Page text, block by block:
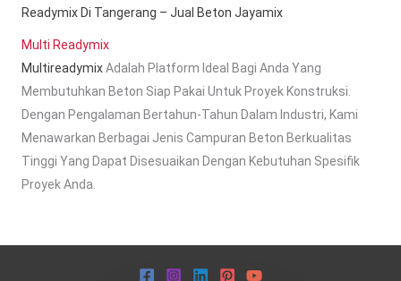
Readymix Di Tangerang – Jual Beton Jayamix
Multi Readymix
MultireadymixAdalah Platform Ideal Bagi Anda Yang
Membutuhkan Beton Siap Pakai Untuk Proyek Konstruksi.
Dengan Pengalaman Bertahun-Tahun Dalam Industri, Kami
Menawarkan Berbagai Jenis Campuran Beton Berkualitas
Tinggi Yang Dapat Disesuaikan Dengan Kebutuhan Spesifik
Proyek Anda.